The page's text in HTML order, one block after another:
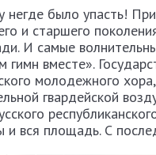
негде было упасть!
и старшего
И самые
гимн вместе».
молодежного
гвардейской
и вся площадь. С